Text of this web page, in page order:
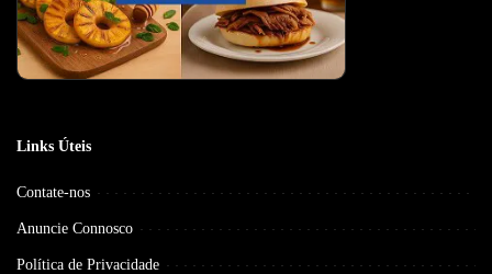
Links Úteis
Contate-nos
Anuncie Connosco
Política de Privacidade